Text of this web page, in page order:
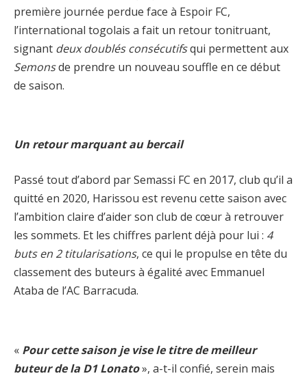
première journée perdue face à Espoir FC,
l’international togolais a fait un retour tonitruant,
signant deux doublés consécutifsqui permettent aux
Semonsde prendre un nouveau souffle en ce début
de saison.
Un retour marquant au bercail
Passé tout d’abord par Semassi FC en 2017, club qu’il a
quitté en 2020, Harissou est revenu cette saison avec
l’ambition claire d’aider son club de cœur à retrouver
les sommets. Et les chiffres parlent déjà pour lui : 4
buts en 2 titularisations, ce qui le propulse en tête du
classement des buteurs à égalité avec Emmanuel
Ataba de l’AC Barracuda.
« Pour cette saison je vise le titre de meilleur
buteur de la D1 Lonato», a-t-il confié, serein mais